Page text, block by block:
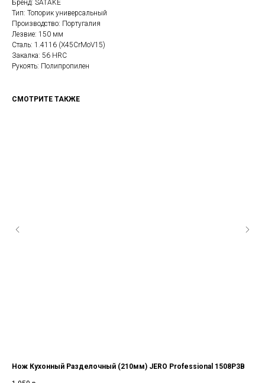
Бренд: SATAKE
Тип: Топорик универсальный
Производство: Португалия
Лезвие: 150 мм
Сталь: 1.4116 (X45CrMoV15)
Закалка: 56 HRC
Рукоять: Полипропилен
СМОТРИТЕ ТАКЖЕ
Нож Кухонный Разделочный (210мм) JERO Professional 1508P3B